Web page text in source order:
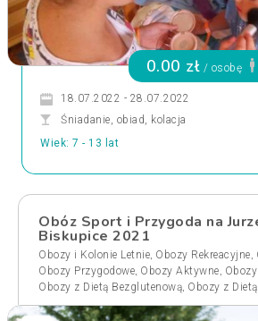
0.00 zł / osobę
18.07.2022 - 28.07.2022
Śniadanie, obiad, kolacja
Wiek: 7 - 13 lat
Obóz Sport i Przygoda na
Biskupice 2021
Obozy i Kolonie Letnie, Obozy Rekreacyjne,
Obozy Przygodowe, Obozy Aktywne,
Obozy z Dietą Bezglutenową, Obozy z